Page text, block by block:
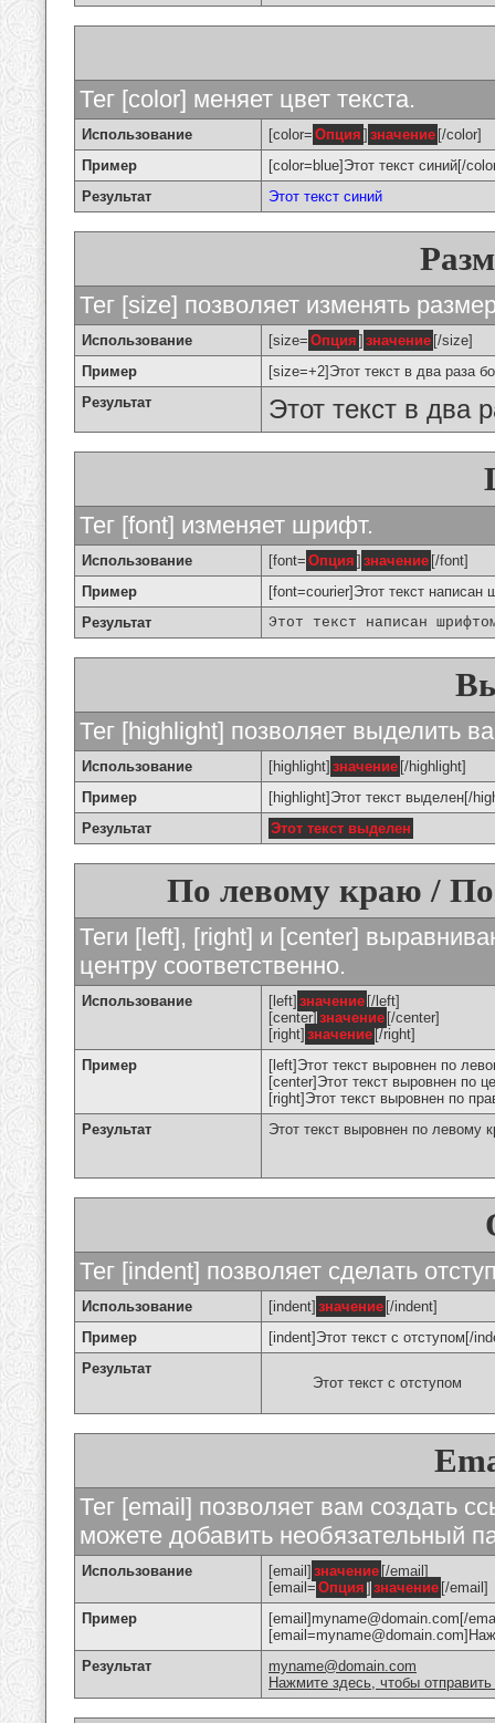
Тег [color] меняет цвет текста.
Использование [color= Опция ] значение [/color]
Пример
[color=blue]Этот текст синий[/
Результат
Этот текст синий
Тег [size] позволяет изменять
Использование [size= Опция ] значение [/size]
Пример
[size=+2]Этот текст в два раза
Результат
Этот текст в два
Тег [font] изменяет шрифт.
Использование [font= Опция ] значение [/font]
Пример
[font=courier]Этот текст
Результат
Этот текст написан
Тег [highlight] позволяет выделить
Использование [highlight] значение [/highlight]
Пример
[highlight]Этот текст выделен[/
Результат
Этот текст выделен
По левому краю /
Теги [left], [right] и [center]
центру соответственно.
Использование [left] значение [/left]
[center] значение [/center]
[right] значение [/right]
Пример
[left]Этот текст выровнен по
[center]Этот текст выровнен по
[right]Этот текст выровнен по
Результат
Этот текст выровнен по левому
Тег [indent] позволяет сделать
Использование [indent] значение [/indent]
Пример
[indent]Этот текст с отступом[/
Результат
Этот текст с отступом
Тег [email] позволяет вам создать
можете добавить необязательный
Использование [email] значение [/email]
[email= Опция ] значение [/email]
Пример
[email]myname@domain.com[/
Результат
myname@domain.com
Нажмите здесь, чтобы